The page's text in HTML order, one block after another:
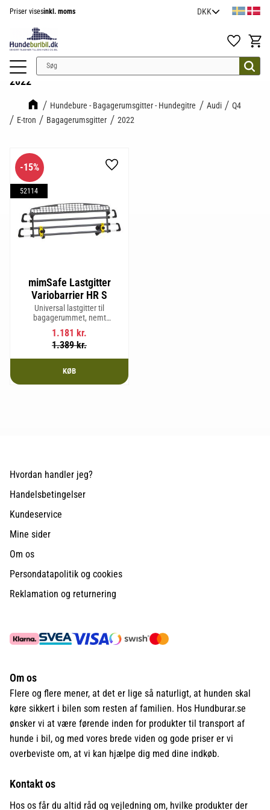
Priser visesinkl. moms
Favoritter
2022
Hundebure - Bagagerumsgitter - Hundegitre Audi
Q4
E-tron
Bagagerumsgitter 2022
mimSafe Lastgitter
Variobarrier HR S
Universal lastgitter til
bagagerummet, nemt
justerbart for at passe bilens
form og sikre en tryg og sikker
rejse med kæledyr eller last.
1.181 kr.
1.389kr.
15%
52114
Gem som favorit
KØB
Hvordan handler jeg?
Handelsbetingelser
Kundeservice
Mine sider
Om os
Persondatapolitik og cookies
Reklamation og returnering
Om os
Flere og flere mener, at det er lige så naturligt, at hunden skal
køre sikkert i bilen som resten af familien. Hos Hundburar.se
ønsker vi at være førende inden for produkter til transport af
hunde i bil, og med vores brede viden og gode priser er vi
overbeviste om, at vi kan hjælpe dig med dine indkøb.
Kontakt os
Hos os får du altid råd og vejledning om, hvilke produkter der